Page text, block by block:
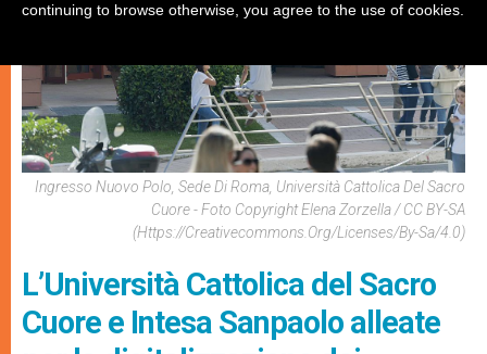
Ingresso Nuovo Polo, Sede Di Roma, Università Cattolica Del Sacro
Cuore - Foto Copyright Elena Zorzella / CC BY-SA
(https://creativecommons.org/licenses/by-Sa/4.0)
L’Università Cattolica del Sacro
Cuore e Intesa Sanpaolo alleate
continuing to browse otherwise, you agree to the use of cookies.